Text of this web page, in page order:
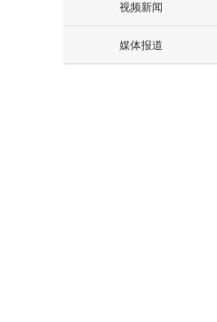
视频新闻
媒体报道